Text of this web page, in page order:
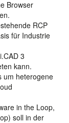
Browser
RCP
für Industrie
3
kann.
um heterogene
in the Loop,
soll in der